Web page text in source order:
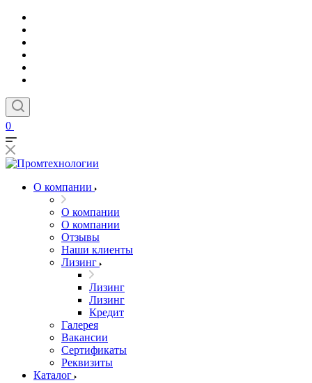
0
О компании
О компании
О компании
Отзывы
Наши клиенты
Лизинг
Лизинг
Лизинг
Кредит
Галерея
Вакансии
Сертификаты
Реквизиты
Каталог